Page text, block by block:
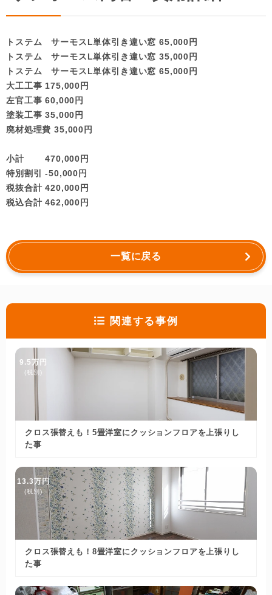
トステム サーモスL単体引き違い窓 65,000円
トステム サーモスL単体引き違い窓 35,000円
トステム サーモスL単体引き違い窓 65,000円
大工工事 175,000円
左官工事 60,000円
塗装工事 35,000円
廃材処理費 35,000円
小計 470,000円
特別割引 -50,000円
税抜合計 420,000円
税込合計 462,000円
一覧に戻る
関連する事例
9.5万円
(税別)
クロス張替えも！5畳洋室にクッションフロアを上張りし
た事
13.3万円
(税別)
クロス張替えも！8畳洋室にクッションフロアを上張りし
た事